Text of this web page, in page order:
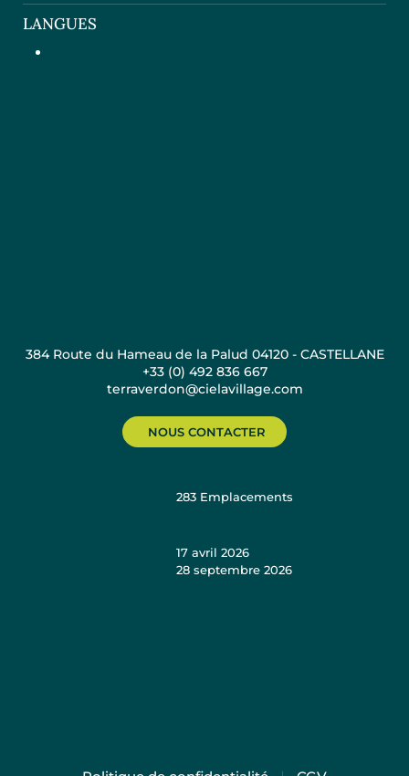
LANGUES
384 Route du Hameau de la Palud 04120 - CASTELLANE
+33 (0) 492 836 667
terraverdon@cielavillage.com
NOUS CONTACTER
283 Emplacements
17 avril 2026
28 septembre 2026